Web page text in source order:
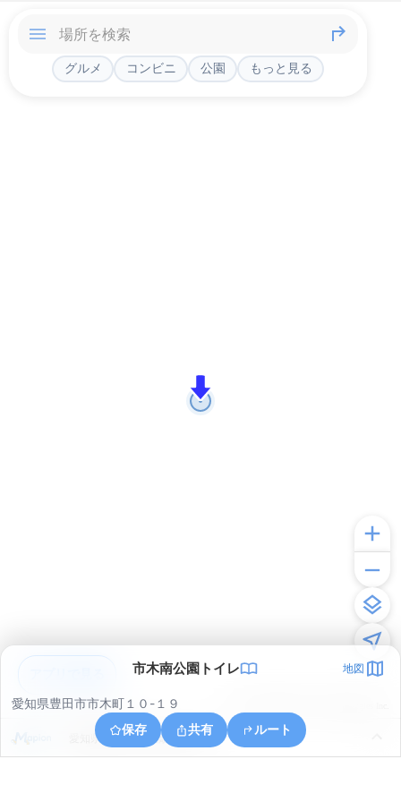
グルメ コンビニ 公園 もっと見る
市木南公園トイレ 地図
愛知県豊田市市木町１０-１９
保存
共有 ルート
愛知県豊田市平戸橋町上井畑